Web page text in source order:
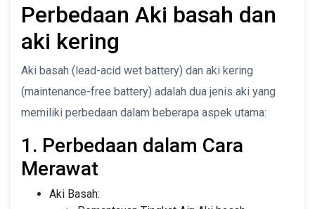
Perbedaan Aki basah dan
aki kering
Aki basah (lead-acid wet battery) dan aki kering
(maintenance-free battery) adalah dua jenis aki yang
memiliki perbedaan dalam beberapa aspek utama:
1. Perbedaan dalam Cara
Merawat
Aki Basah: